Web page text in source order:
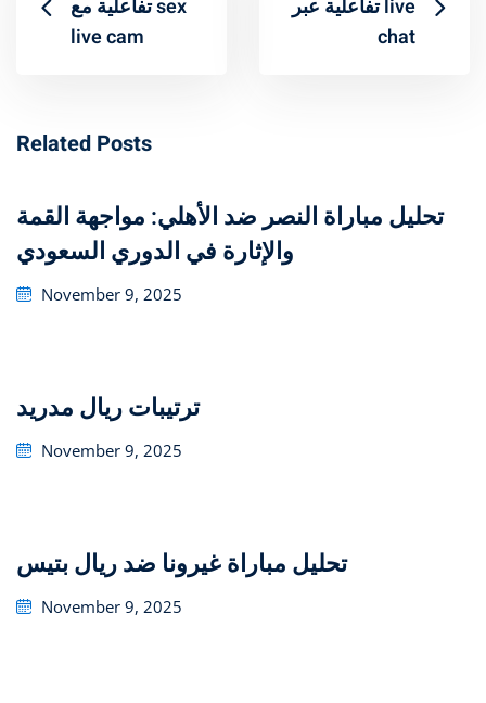
تفاعلية مع sex
live cam
تفاعلية عبر live
chat
Related Posts
تحليل مباراة النصر ضد الأهلي: مواجهة القمة
والإثارة في الدوري السعودي
Posted
November 9, 2025
ترتيبات ريال مدريد
Posted
November 9, 2025
تحليل مباراة غيرونا ضد ريال بتيس
Posted
November 9, 2025